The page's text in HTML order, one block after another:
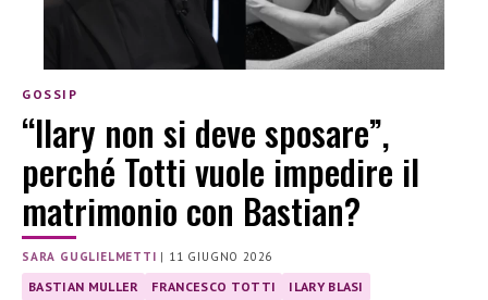
GOSSIP
“Ilary non si deve sposare”,
perché Totti vuole impedire il
matrimonio con Bastian?
SARA GUGLIELMETTI | 11 GIUGNO 2026
BASTIAN MULLER FRANCESCO TOTTI ILARY BLASI